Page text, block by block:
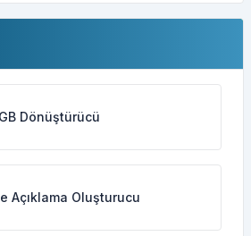
Dönüştürücü
Açıklama Oluşturucu